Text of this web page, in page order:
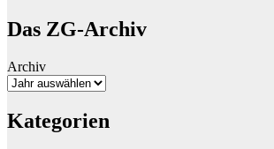
Das ZG-Archiv
Archiv
Kategorien